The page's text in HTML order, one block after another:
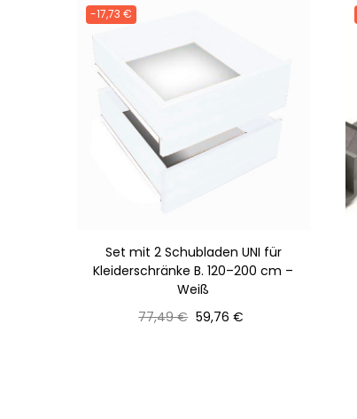
-17,73 €
Set mit 2 Schubladen UNI für
Kleiderschränke B. 120–200 cm –
Weiß
Normaler
77,49 € Preis
59,76 €